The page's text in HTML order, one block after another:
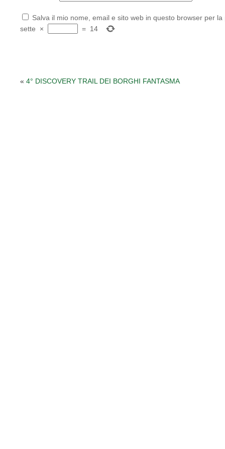
Salva il mio nome, email e sito web in questo browser per
sette
× = 14
« 4° DISCOVERY TRAIL DEI BORGHI FANTASMA